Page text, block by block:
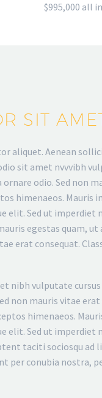
$995,000 all
SIT
aliquet. Aenean
sit amet nvvvibh
odio. Sed non
himenaeos. Mauris
elit. Sed ut
egestas quam, ut
erat consequat.
nibh vulputate
non mauris vitae
himenaeos.
elit. Sed ut
taciti sociosqu
per conubia nostra,